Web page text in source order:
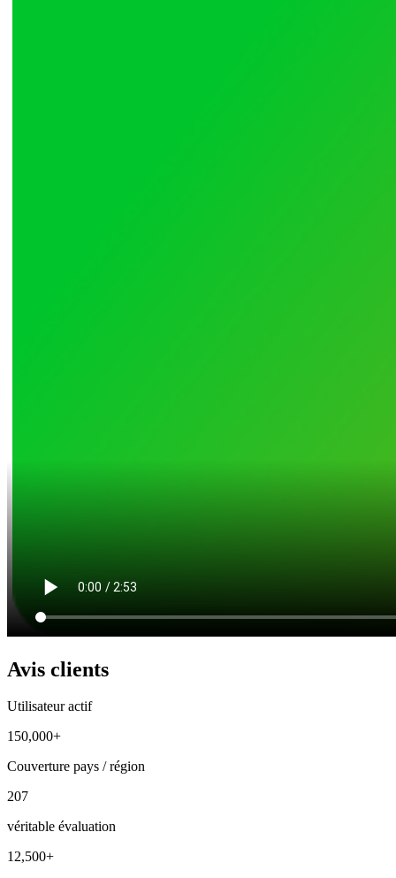
Avis clients
Utilisateur actif
150,000+
Couverture pays / région
207
véritable évaluation
12,500+